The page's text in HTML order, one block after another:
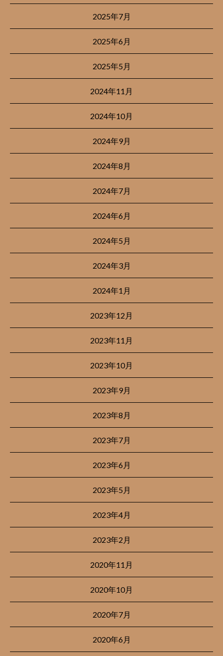
2025年7月
2025年6月
2025年5月
2024年11月
2024年10月
2024年9月
2024年8月
2024年7月
2024年6月
2024年5月
2024年3月
2024年1月
2023年12月
2023年11月
2023年10月
2023年9月
2023年8月
2023年7月
2023年6月
2023年5月
2023年4月
2023年2月
2020年11月
2020年10月
2020年7月
2020年6月